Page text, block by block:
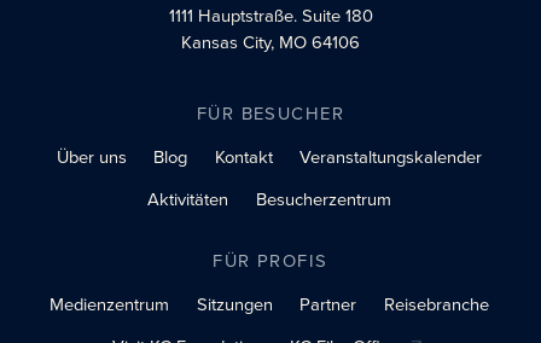
1111 Hauptstraße.Suite 180
Kansas City, MO 64106
FÜR BESUCHER
Über uns
Blog Kontakt
Veranstaltungskalender
Aktivitäten
Besucherzentrum
FÜR PROFIS
Medienzentrum
Sitzungen Partner
Reisebranche